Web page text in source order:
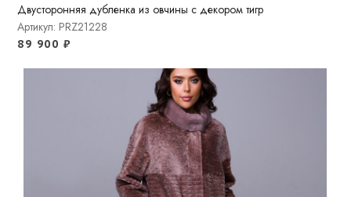
Двусторонняя дубленка из овчины с декором тигр
Артикул: PRZ21228
89 900 ₽